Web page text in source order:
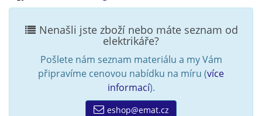
Nenašli jste zboží nebo máte seznam od
elektrikáře?
Pošlete nám seznam materiálu a my Vám
připravíme cenovou nabídku na míru (více
informací).
eshop@emat.cz